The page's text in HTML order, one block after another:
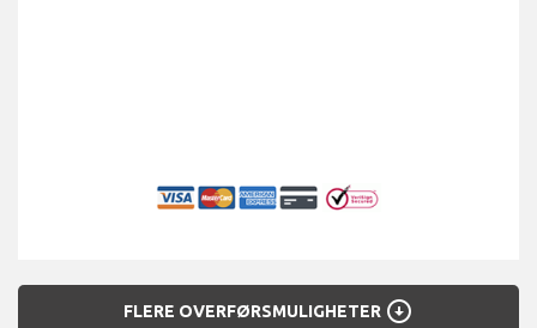
FLERE OVERFØRSMULIGHETER arrow_circle_down